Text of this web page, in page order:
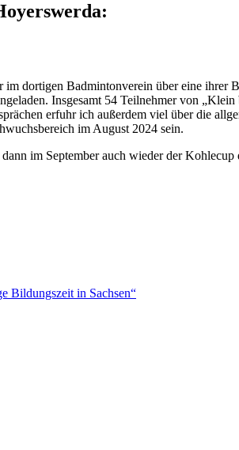
dortigen Badmintonverein über eine ihrer
Insgesamt 54 Teilnehmer von
erfuhr ich außerdem viel über die
im August 2024 sein.
im September auch wieder der
Bildungszeit in Sachsen“